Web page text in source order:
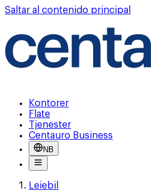
Saltar al contenido principal
Kontorer
Flate
Tjenester
Centauro Business
NB
Leiebil